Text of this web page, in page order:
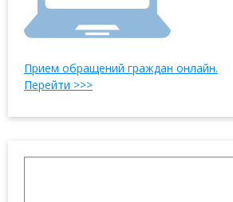
Прием обращений граждан онлайн.
Перейти >>>